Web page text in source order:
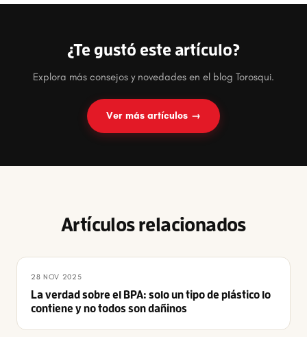
¿Te gustó este artículo?
Explora más consejos y novedades en el blog Torosqui.
Ver más artículos →
Artículos relacionados
28 NOV 2025
La verdad sobre el BPA: solo un tipo de plástico lo
contiene y no todos son dañinos